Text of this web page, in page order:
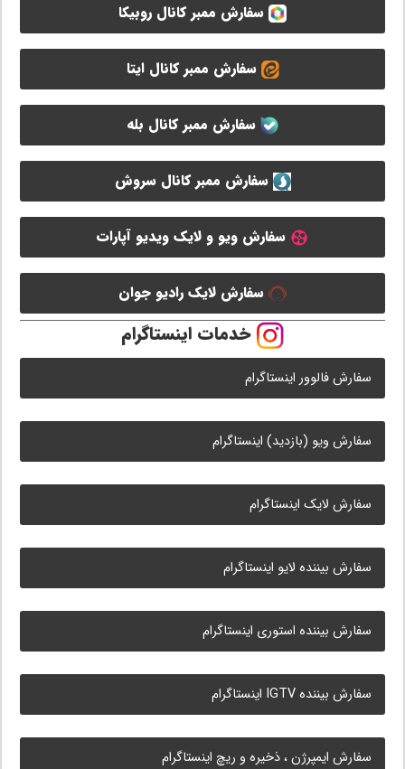
سفارش ممبر کانال روبیکا
سفارش ممبر کانال ایتا
سفارش ممبر کانال بله
سفارش ممبر کانال سروش
سفارش ویو و لایک ویدیو آپارات
سفارش لایک رادیو جوان
خدمات اینستاگرام
سفارش فالوور اینستاگرام
سفارش ویو (بازدید) اینستاگرام
سفارش لایک اینستاگرام
سفارش بیننده لایو اینستاگرام
سفارش بیننده استوری اینستاگرام
سفارش بیننده IGTV اینستاگرام
سفارش ایمپرژن ، ذخیره و ریچ اینستاگرام